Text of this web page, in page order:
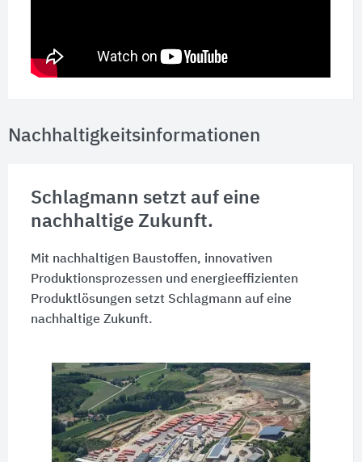
Nachhaltigkeitsinformationen
Schlagmann setzt auf eine
nachhaltige Zukunft.
Mit nachhaltigen Baustoffen, innovativen
Produktionsprozessen und energieeffizienten
Produktlösungen setzt Schlagmann auf eine
nachhaltige Zukunft.